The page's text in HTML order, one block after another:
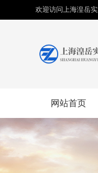
欢迎访问上海湟岳
网站首页